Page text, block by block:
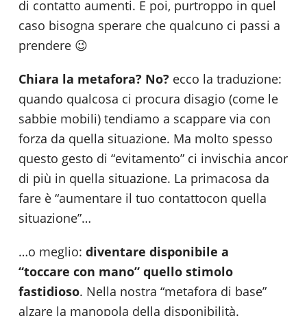
di contatto aumenti. E poi, purtroppo in quel
caso bisogna sperare che qualcuno ci passi a
prendere 😉
Chiara la metafora? No? ecco la traduzione:
quando qualcosa ci procura disagio (come le
sabbie mobili) tendiamo a scappare via con
forza da quella situazione. Ma molto spesso
questo gesto di “evitamento” ci invischia ancor
di più in quella situazione. La primacosa da
fare è “aumentare il tuo contattocon quella
situazione”…
…o meglio: diventare disponibile a
“toccare con mano” quello stimolo
fastidioso. Nella nostra “metafora di base”
alzare la manopola della disponibilità.